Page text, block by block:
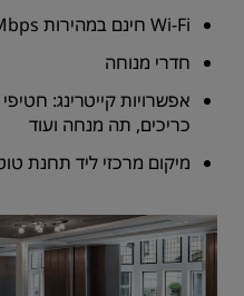
Wi-Fi חינם במהירות 150Mbps
חדרי מנוחה
אפשרויות קייטרינג:
כריכים, תה מנחה ועוד
מיקום מרכזי ליד תחנת